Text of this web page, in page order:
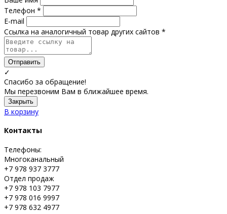
Телефон *
E-mail
Ссылка на аналогичный товар других сайтов *
Отправить
✓
Спасибо за обращение!
Мы перезвоним Вам в ближайшее время.
Закрыть
В корзину
Контакты
Телефоны:
Многоканальный
+7 978 937 3777
Отдел продаж
+7 978 103 7977
+7 978 016 9997
+7 978 632 4977